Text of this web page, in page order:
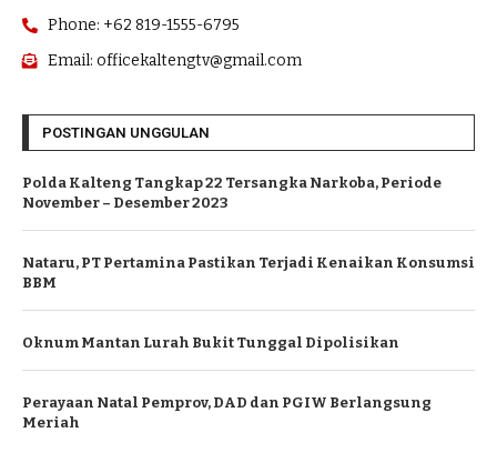
Phone: +62 819-1555-6795
Email: officekaltengtv@gmail.com
POSTINGAN UNGGULAN
Polda Kalteng Tangkap 22 Tersangka Narkoba, Periode
November – Desember 2023
Nataru, PT Pertamina Pastikan Terjadi Kenaikan Konsumsi
BBM
Oknum Mantan Lurah Bukit Tunggal Dipolisikan
Perayaan Natal Pemprov, DAD dan PGIW Berlangsung
Meriah